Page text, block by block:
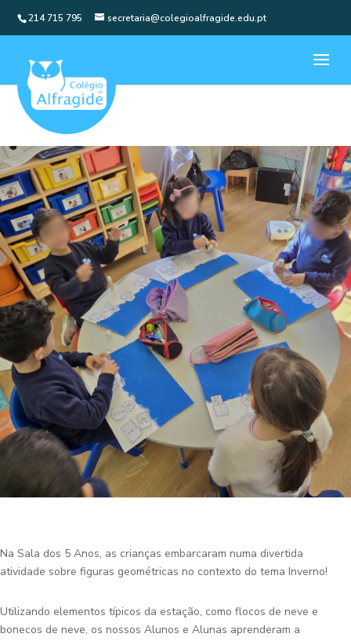
214 715 795 secretaria@colegioalfragide.edu.pt
Na Sala dos 5 Anos, as crianças embarcaram numa divertida
atividade sobre figuras geométricas no contexto do tema Inverno!
Utilizando elementos típicos da estação, como flocos de neve e
bonecos de neve, os nossos Alunos e Alunas aprenderam a